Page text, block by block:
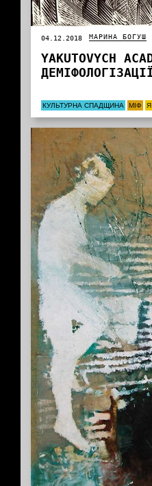
04.12.2018 МАРИНА БОГУШ
YAKUTOVYCH
КУЛЬТУРНА СПАДЩИНА МІФ Я